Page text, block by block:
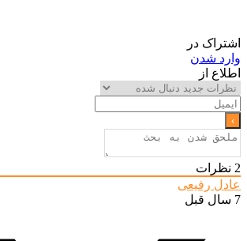
اشتراک در
وارد شدن
اطلاع از
2 نظرات
عادل رفیعی
7 سال قبل